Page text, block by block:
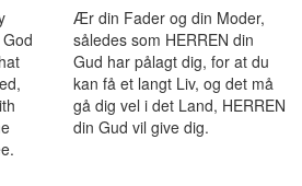
Ær din Fader og din Moder,
således som HERREN din
Gud har pålagt dig, for at du
kan få et langt Liv, og det må
gå dig vel i det Land, HERREN
din Gud vil give dig.